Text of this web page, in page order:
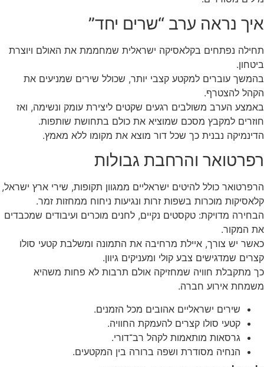
איך נראה ערב “שרים יחד”
תחילה נפתחים בקלאסיקה ישראלית שמחממת את האולם ויוצרת
ביטחון.
בהמשך עוברים למקטע קצבי יותר, שכולל שירים שמניעים את
הקהל להצטרף.
באמצע הערב משולבים רגעים שקטים ליצירת עומק ונשימה, ואז
חוזרים למקבץ מסכם שמוציא את כולם בתחושת שותפות.
הדינמיקה נבנית כך שכל דור מוצא את מקומו ללא מאמץ.
רפרטואר והרחבת גבולות
הרפרטואר כולל להיטים ישראליים ממגוון תקופות, שירי ארץ ישראל,
קלאסיקות מוכרות בשפות זרות ונגיעות ניחוח ממחזות זמר.
הבחירה מדויקת: טקסטים נקיים, לחנים מוכרים ועיבודים שמכבדים
את המקור.
כאשר יש צורך, איילת מרחיבה את התמונה ומשלבת קטעי סולו
קצרים שמדגישים צבע קולי ומעניקים גיוון.
כך מתקבלת חוויה שמחזיקה אולם תרבות לא פחות משהיא
משמחת אירוע חברה.
שירים ישראליים אהובים מכל הזמנים.
קטעי סולו קצרים להעמקת החוויה.
גרסאות מותאמות לקהל רב־דורי.
הנחיה מסודרת ושפה ברורה בין המקטעים.